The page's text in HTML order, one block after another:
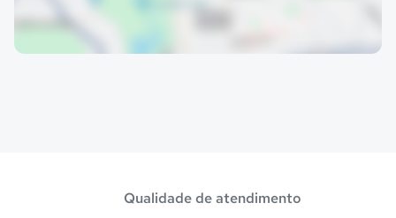
Qualidade de atendimento